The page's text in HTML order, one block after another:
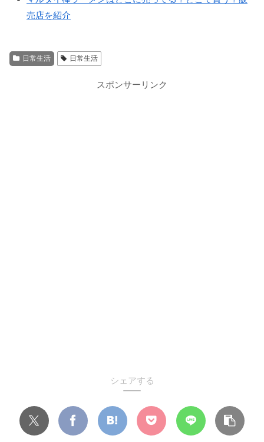
売店を紹介
日常生活 日常生活
スポンサーリンク
シェアする